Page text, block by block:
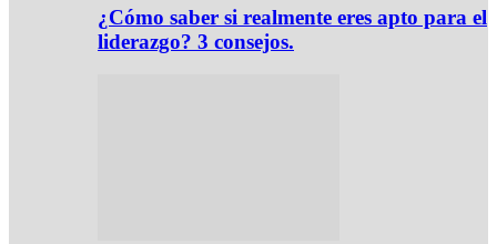
¿Cómo saber si realmente eres apto para el
liderazgo? 3 consejos.